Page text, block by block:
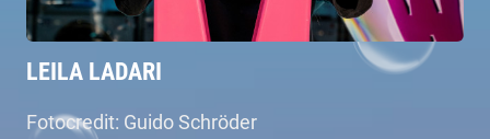
LEILA LADARI
Fotocredit: Guido Schröder